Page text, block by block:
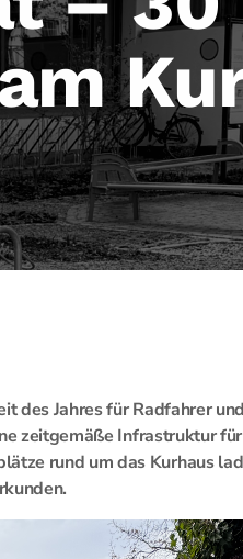
des Jahres für Radfahrer
zeitgemäße Infrastruktur für
rund um das Kurhaus